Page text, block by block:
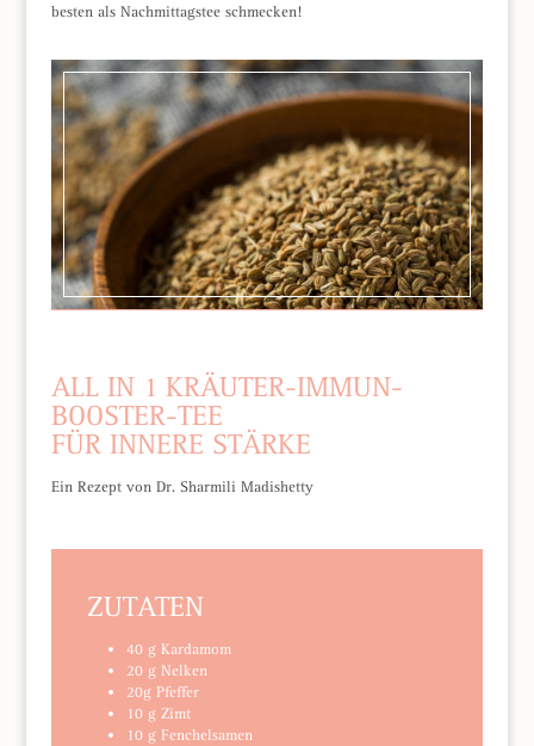
besten als Nachmittagstee schmecken!
ALL IN 1 KRÄUTER-IMMUN-
BOOSTER-TEE
FÜR INNERE STÄRKE
Ein Rezept von Dr. Sharmili Madishetty
ZUTATEN
40 g Kardamom
20 g Nelken
20g Pfeffer
10 g Zimt
10 g Fenchelsamen